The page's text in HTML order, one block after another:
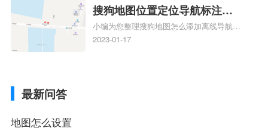
添加企业、地图如何添加企业相关地图标注
知识，详情可查看下方正文！
搜狗地图位置定位导航标注？
搜狗地图位置定位,导航,标注？
小编为您整理搜狗地图怎么添加离线导航搜
狗地图离线导航怎么用、搜狗地图导航卫星
2023-01-17
最新问答
地图怎么设置